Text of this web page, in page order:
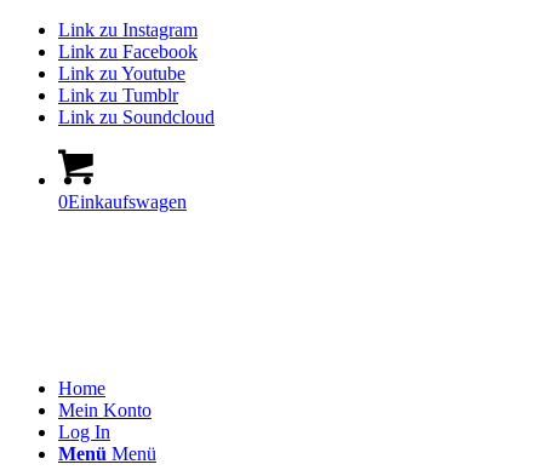
Link zu Instagram
Link zu Facebook
Link zu Youtube
Link zu Tumblr
Link zu Soundcloud
0Einkaufswagen
Home
Mein Konto
Log In
Menü Menü